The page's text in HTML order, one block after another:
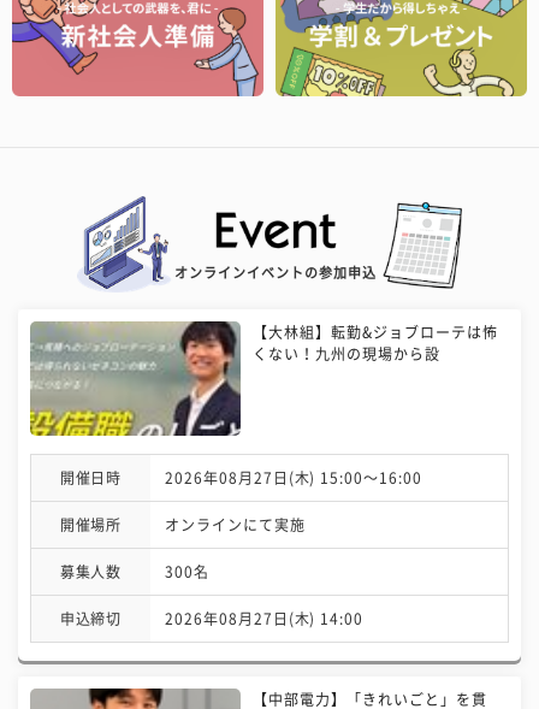
オンラインイベントの参加申込
【大林組】転勤&ジョブローテは怖
くない！九州の現場から設
開催日時 2026年08月27日(木) 15:00〜16:00
開催場所 オンラインにて実施
募集人数 300名
申込締切 2026年08月27日(木) 14:00
【中部電力】「きれいごと」を貫